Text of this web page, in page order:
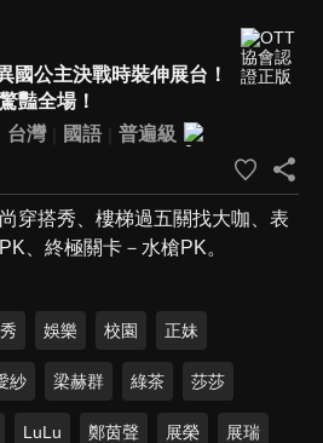
國公主決戰時裝伸展台！
豔全場！
台灣 國語
普遍級
穿搭秀、樓梯過五關找大咖、表
、終極關卡－水槍PK。
娛樂 校園 正妹
紗 梁赫群 綠茶 莎莎
LuLu 鄭茵聲 展榮 展瑞